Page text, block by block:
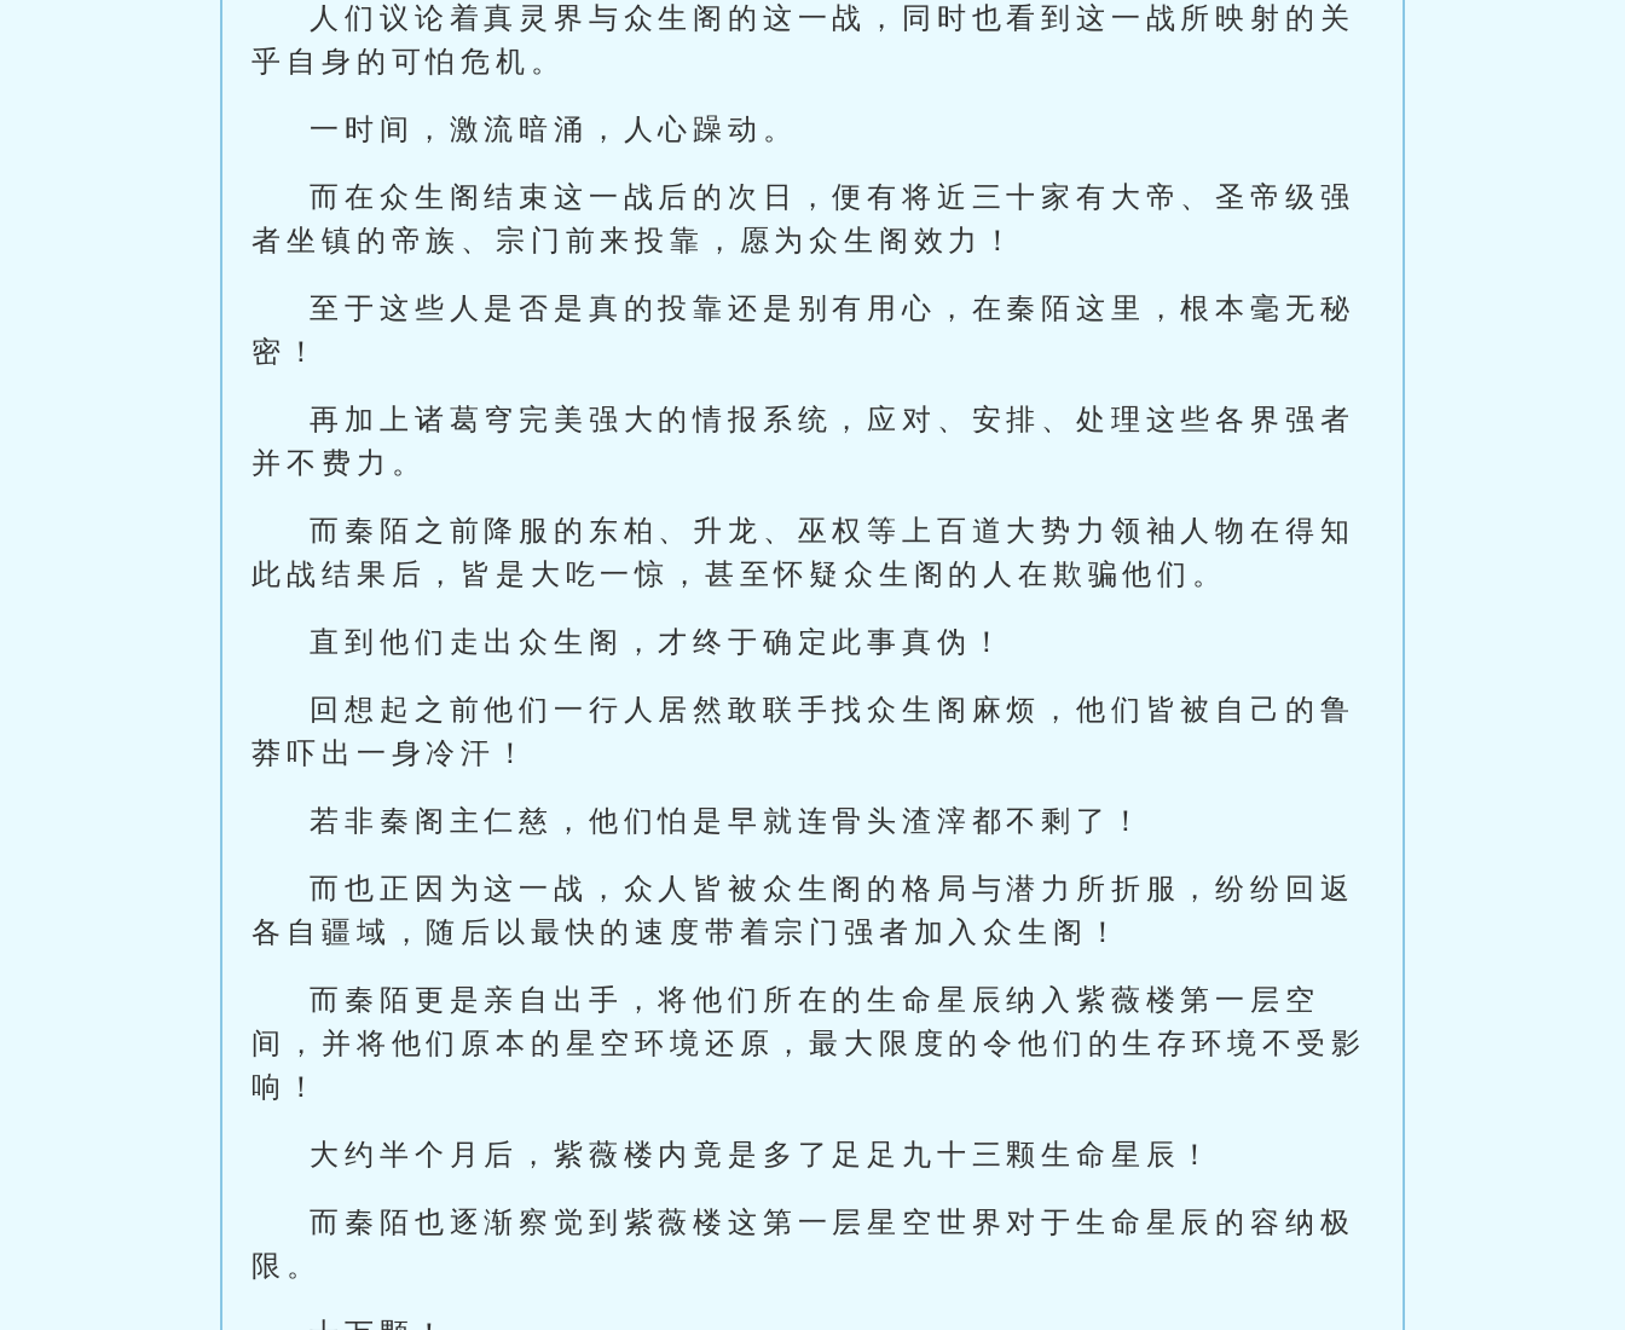
人们议论着真灵界与众生阁的这一战，同时也看到这一战所映射的关
乎自身的可怕危机。
一时间，激流暗涌，人心躁动。
而在众生阁结束这一战后的次日，便有将近三十家有大帝、圣帝级强
者坐镇的帝族、宗门前来投靠，愿为众生阁效力！
至于这些人是否是真的投靠还是别有用心，在秦陌这里，根本毫无秘
密！
再加上诸葛穹完美强大的情报系统，应对、安排、处理这些各界强者
并不费力。
而秦陌之前降服的东柏、升龙、巫权等上百道大势力领袖人物在得知
此战结果后，皆是大吃一惊，甚至怀疑众生阁的人在欺骗他们。
直到他们走出众生阁，才终于确定此事真伪！
回想起之前他们一行人居然敢联手找众生阁麻烦，他们皆被自己的鲁
莽吓出一身冷汗！
若非秦阁主仁慈，他们怕是早就连骨头渣滓都不剩了！
而也正因为这一战，众人皆被众生阁的格局与潜力所折服，纷纷回返
各自疆域，随后以最快的速度带着宗门强者加入众生阁！
而秦陌更是亲自出手，将他们所在的生命星辰纳入紫薇楼第一层空
间，并将他们原本的星空环境还原，最大限度的令他们的生存环境不受影
响！
大约半个月后，紫薇楼内竟是多了足足九十三颗生命星辰！
而秦陌也逐渐察觉到紫薇楼这第一层星空世界对于生命星辰的容纳极
限。